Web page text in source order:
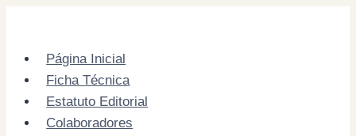
contentPágina Inicial
Ficha Técnica
Estatuto Editorial
Colaboradores